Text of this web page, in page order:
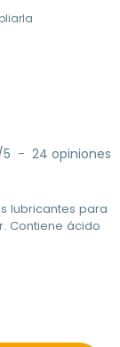
5 - 24 opiniones
lubricantes para
Contiene ácido